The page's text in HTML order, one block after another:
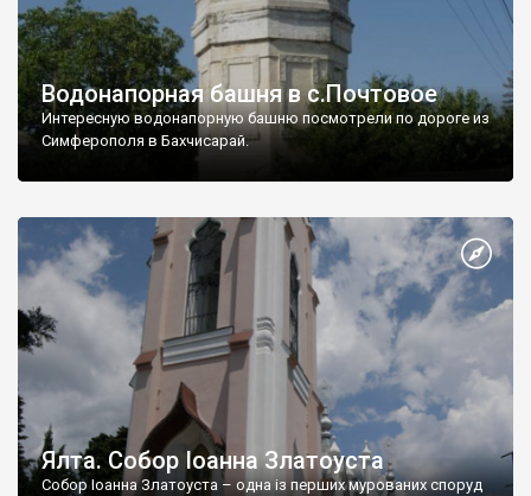
Водонапорная башня в с.Почтовое
Интересную водонапорную башню посмотрели по дороге из
Симферополя в Бахчисарай.
Ялта. Собор Іоанна Златоуста
Собор Іоанна Златоуста – одна із перших мурованих споруд